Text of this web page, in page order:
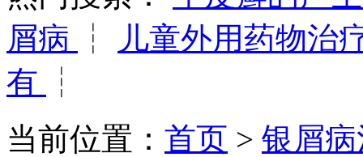
屑病
┆
儿童外用药物治
有
┆
当前位置： 首页 > 银屑